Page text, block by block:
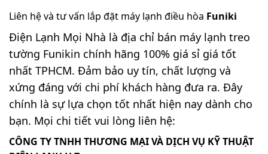
Liên hệ và tư vấn lắp đặt máy lạnh điều hòa Funiki
Điện Lạnh Mọi Nhà là địa chỉ bán máy lạnh treo
tường Funikin chính hãng 100% giá sỉ giá tốt
nhất TPHCM. Đảm bảo uy tín, chất lượng và
xứng đáng với chi phí khách hàng đưa ra. Đây
chính là sự lựa chọn tốt nhất hiện nay dành cho
bạn. Mọi chi tiết vui lòng liên hệ:
CÔNG TY TNHH THƯƠNG MẠI VÀ DỊCH VỤ KỸ THUẬT